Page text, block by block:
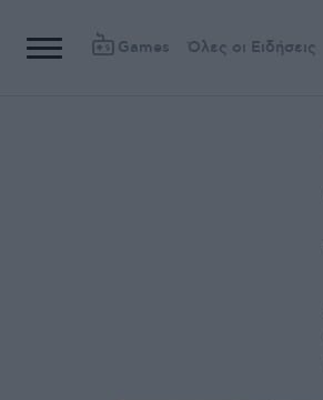
Games Όλες οι Ειδήσεις